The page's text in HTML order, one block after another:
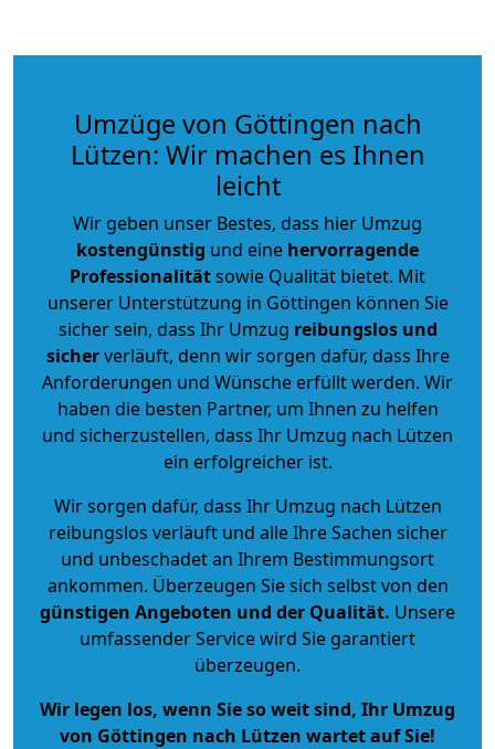
Umzüge von Göttingen nach
Lützen: Wir machen es Ihnen
leicht
Wir geben unser Bestes, dass hier Umzug
kostengünstig und eine hervorragende
Professionalitätsowie Qualität bietet. Mit
unserer Unterstützung in Göttingen können Sie
sicher sein, dass Ihr Umzug reibungslos und
sicherverläuft, denn wir sorgen dafür, dass Ihre
Anforderungen und Wünsche erfüllt werden. Wir
haben die besten Partner, um Ihnen zu helfen
und sicherzustellen, dass Ihr Umzug nach Lützen
ein erfolgreicher ist.
Wir sorgen dafür, dass Ihr Umzug nach Lützen
reibungslos verläuft und alle Ihre Sachen sicher
und unbeschadet an Ihrem Bestimmungsort
ankommen. Überzeugen Sie sich selbst von den
günstigen Angeboten und der Qualität. Unsere
umfassender Service wird Sie garantiert
überzeugen.
Wir legen los, wenn Sie so weit sind, Ihr Umzug
von Göttingen nach Lützen wartet auf Sie!